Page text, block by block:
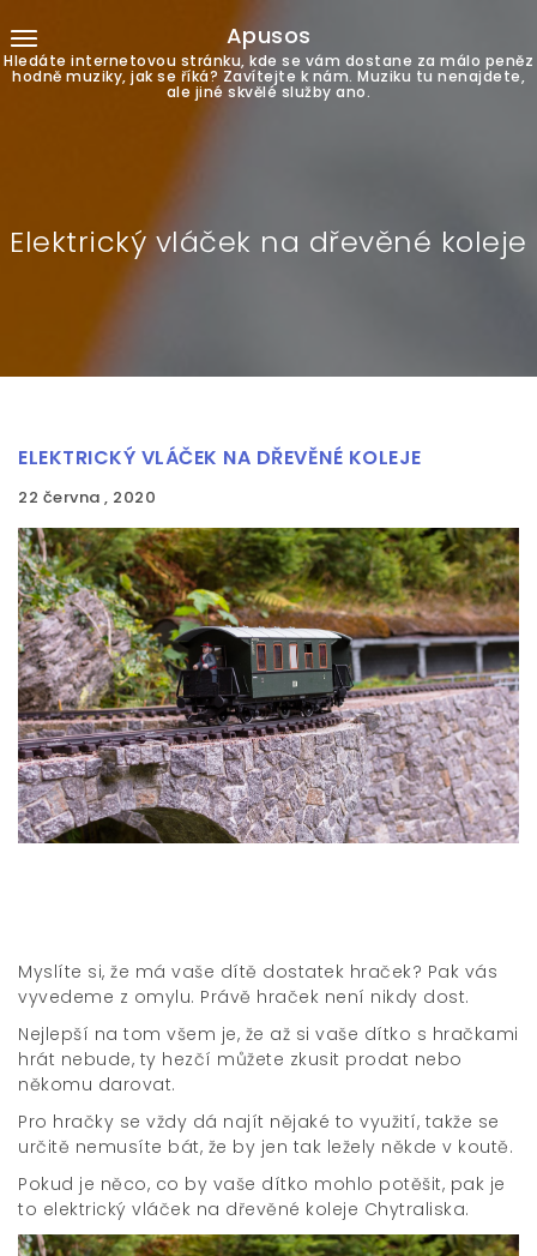
Apusos
Hledáte internetovou stránku, kde se vám dostane za málo peněz
hodně muziky, jak se říká? Zavítejte k nám. Muziku tu nenajdete,
ale jiné skvělé služby ano.
Elektrický vláček na dřevěné koleje
ELEKTRICKÝ VLÁČEK NA DŘEVĚNÉ KOLEJE
22 června , 2020
Myslíte si, že má vaše dítě dostatek hraček? Pak vás
vyvedeme z omylu. Právě hraček není nikdy dost.
Nejlepší na tom všem je, že až si vaše dítko s hračkami
hrát nebude, ty hezčí můžete zkusit prodat nebo
někomu darovat.
Pro hračky se vždy dá najít nějaké to využití, takže se
určitě nemusíte bát, že by jen tak ležely někde v koutě.
Pokud je něco, co by vaše dítko mohlo potěšit, pak je
to elektrický vláček na dřevěné koleje Chytraliska.